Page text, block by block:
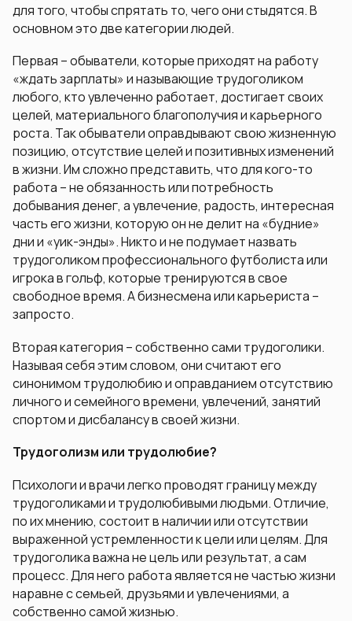
для того, чтобы спрятать то, чего они стыдятся. В
основном это две категории людей.
Первая – обыватели, которые приходят на работу
«ждать зарплаты» и называющие трудоголиком
любого, кто увлеченно работает, достигает своих
целей, материального благополучия и карьерного
роста. Так обыватели оправдывают свою жизненную
позицию, отсутствие целей и позитивных изменений
в жизни. Им сложно представить, что для кого-то
работа – не обязанность или потребность
добывания денег, а увлечение, радость, интересная
часть его жизни, которую он не делит на «будние»
дни и «уик-энды». Никто и не подумает назвать
трудоголиком профессионального футболиста или
игрока в гольф, которые тренируются в свое
свободное время. А бизнесмена или карьериста –
запросто.
Вторая категория – собственно сами трудоголики.
Называя себя этим словом, они считают его
синонимом трудолюбию и оправданием отсутствию
личного и семейного времени, увлечений, занятий
спортом и дисбалансу в своей жизни.
Трудоголизм или трудолюбие?
Психологи и врачи легко проводят границу между
трудоголиками и трудолюбивыми людьми. Отличие,
по их мнению, состоит в наличии или отсутствии
выраженной устремленности к цели или целям. Для
трудоголика важна не цель или результат, а сам
процесс. Для него работа является не частью жизни
наравне с семьей, друзьями и увлечениями, а
собственно самой жизнью.